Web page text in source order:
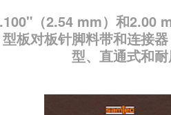
.100"（2.54 mm）和2.00
型板对板针脚料带和连接
型、直通式和耐